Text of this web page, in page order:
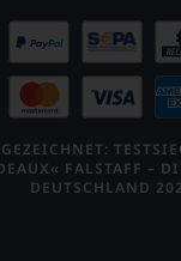
FALSTAFF –
DEUTSCHLAND